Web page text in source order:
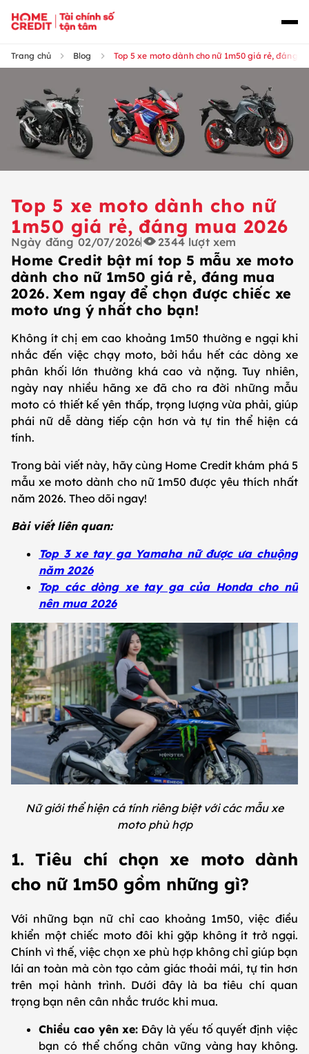
Trang chủ Blog Top 5 xe moto dành cho nữ 1m50 giá rẻ, đáng
Top 5 xe moto dành cho nữ
1m50 giá rẻ, đáng mua 2026
Ngày đăng 02/07/2026 2344 lượt xem
Home Credit bật mí top 5 mẫu xe moto
dành cho nữ 1m50 giá rẻ, đáng mua
2026. Xem ngay để chọn được chiếc xe
moto ưng ý nhất cho bạn!
Không ít chị em cao khoảng 1m50 thường e ngại khi
nhắc đến việc chạy moto, bởi hầu hết các dòng xe
phân khối lớn thường khá cao và nặng. Tuy nhiên,
ngày nay nhiều hãng xe đã cho ra đời những mẫu
moto có thiết kế yên thấp, trọng lượng vừa phải, giúp
phái nữ dễ dàng tiếp cận hơn và tự tin thể hiện cá
tính.
Trong bài viết này, hãy cùng Home Credit khám phá 5
mẫu xe moto dành cho nữ 1m50 được yêu thích nhất
năm 2026. Theo dõi ngay!
Bài viết liên quan:
Top 3 xe tay ga Yamaha nữ được ưa chuộng
năm 2026
Top các dòng xe tay ga của Honda cho nữ
nên mua 2026
Nữ giới thể hiện cá tính riêng biệt với các mẫu xe
moto phù hợp
1. Tiêu chí chọn xe moto dành
cho nữ 1m50 gồm những gì?
Với những bạn nữ chỉ cao khoảng 1m50, việc điều
khiển một chiếc moto đôi khi gặp không ít trở ngại.
Chính vì thế, việc chọn xe phù hợp không chỉ giúp bạn
lái an toàn mà còn tạo cảm giác thoải mái, tự tin hơn
trên mọi hành trình. Dưới đây là ba tiêu chí quan
trọng bạn nên cân nhắc trước khi mua.
Chiều cao yên xe: Đây là yếu tố quyết định việc
bạn có thể chống chân vững vàng hay không.